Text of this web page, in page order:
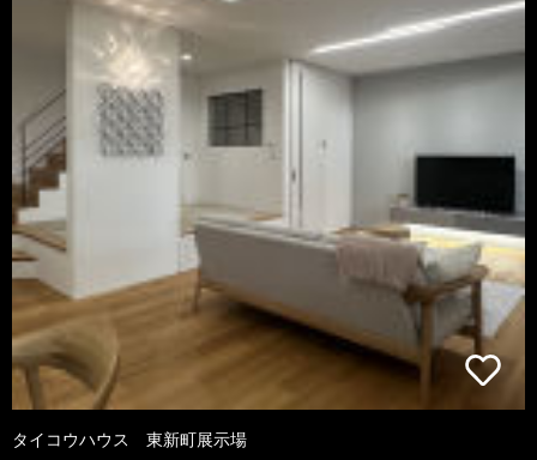
タイコウハウス 東新町展示場